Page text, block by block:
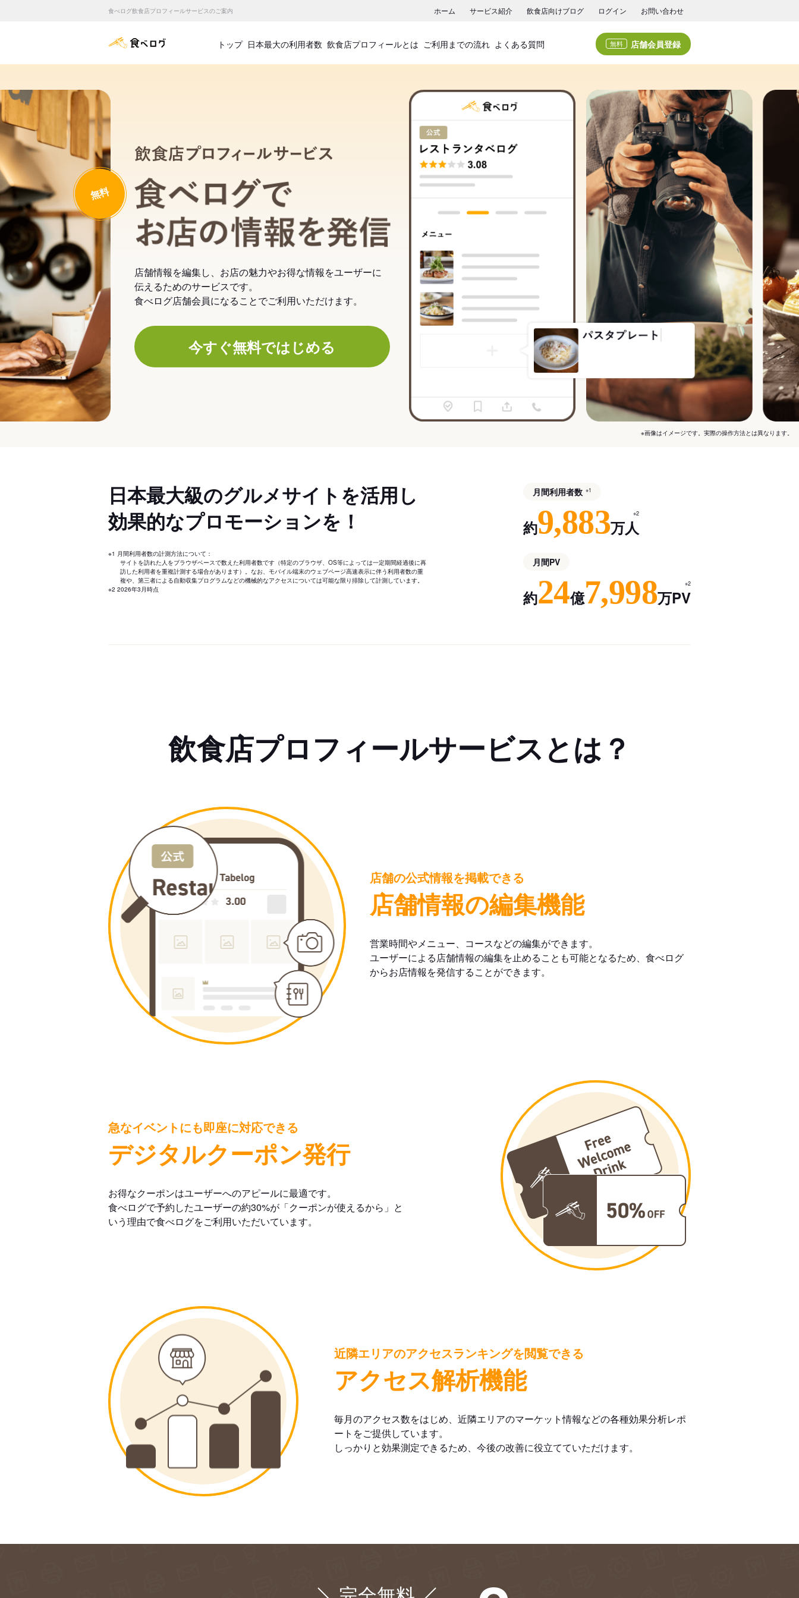
食べログ飲食店プロフィールサービスのご案内 ホーム サービス紹介 飲食店向けブログ ログイン お問い合わせ
食べログ店舗管理画面
トップ 日本最大の利用者数 飲食店プロフィールとは ご利用までの流れ よくある質問 無料 店舗会員登録
飲食店プロフィールサービス
食べログでお店の情報を発信
無料
店舗情報を編集し、お店の魅力やお得な情報をユーザーに
伝えるためのサービスです。
食べログ店舗会員になることでご利用いただけます。
今すぐ無料ではじめる
※画像はイメージです。実際の操作方法とは異なります。
日本最大級のグルメサイトを活用し
効果的なプロモーションを！
※1 月間利用者数の計測方法について：
サイトを訪れた人をブラウザベースで数えた利用者数です（特定のブラウザ、OS等によっては一定期間経過後に再
訪した利用者を重複計測する場合があります）。なお、モバイル端末のウェブページ高速表示に伴う利用者数の重
複や、第三者による自動収集プログラムなどの機械的なアクセスについては可能な限り排除して計測しています。
※2 2026年3月時点
月間利用者数 ※1
約9,883万人
※2
月間PV
約24億7,998万PV
※2
飲食店プロフィールサービスとは？
店舗の公式情報を掲載できる
店舗情報の編集機能
営業時間やメニュー、コースなどの編集ができます。
ユーザーによる店舗情報の編集を止めることも可能となるため、食べログ
からお店情報を発信することができます。
急なイベントにも即座に対応できる
デジタルクーポン発行
お得なクーポンはユーザーへのアピールに最適です。
食べログで予約したユーザーの約30%が「クーポンが使えるから」と
いう理由で食べログをご利用いただいています。
近隣エリアのアクセスランキングを閲覧できる
アクセス解析機能
毎月のアクセス数をはじめ、近隣エリアのマーケット情報などの各種効果分析レポ
ートをご提供しています。
しっかりと効果測定できるため、今後の改善に役立てていただけます。